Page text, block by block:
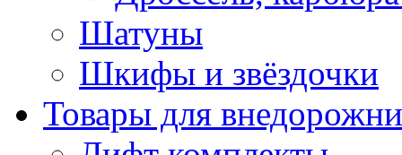
Шатуны
Шкифы и звёздочки
Товары для